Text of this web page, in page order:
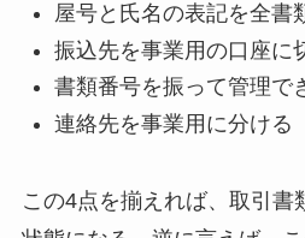
屋号と氏名の表記を全書
振込先を事業用の口座に
書類番号を振って管理で
連絡先を事業用に分ける
この4点を揃えれば、取引書